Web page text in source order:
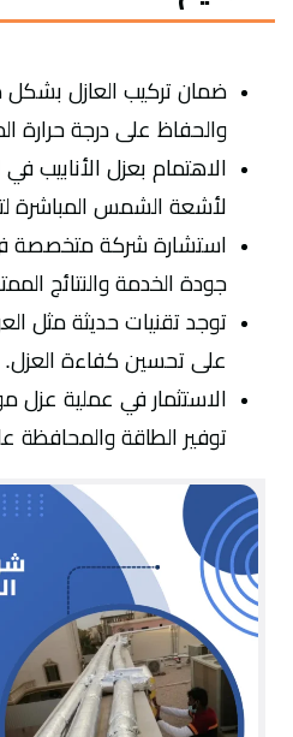
ضمان تركيب العازل بشكل
والحفاظ على درجة حرارة
الاهتمام بعزل الأنابيب
لأشعة الشمس المباشرة
استشارة شركة متخصصة
جودة الخدمة والنتائج
توجد تقنيات حديثة مثل
على تحسين كفاءة العزل.
الاستثمار في عملية عزل
توفير الطاقة والمحافظة